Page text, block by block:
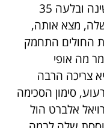
אז היא הושיטה יד לבקבוק כדורי שינה ובלעה 35
מצא אותה,
החולים התחמק
מה אופי
צריכה הרבה
סימון הסכימה
קונצרט סולו ביולי 1978 ברויאל אלברט הול